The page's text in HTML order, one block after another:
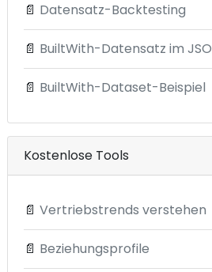
📄 Datensatz-Backtesting
📄 BuiltWith-Datensatz im
📄 BuiltWith-Dataset-Beispiel
Kostenlose Tools
📄 Vertriebstrends verstehen
📄 Beziehungsprofile